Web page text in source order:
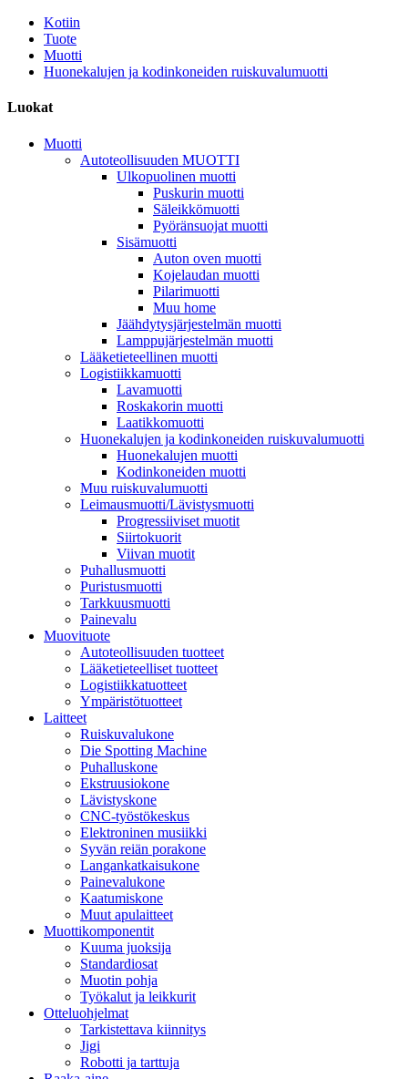
Kotiin
Tuote
Muotti
Huonekalujen ja kodinkoneiden ruiskuvalumuotti
Luokat
Muotti
Autoteollisuuden MUOTTI
Ulkopuolinen muotti
Puskurin muotti
Säleikkömuotti
Pyöränsuojat muotti
Sisämuotti
Auton oven muotti
Kojelaudan muotti
Pilarimuotti
Muu home
Jäähdytysjärjestelmän muotti
Lamppujärjestelmän muotti
Lääketieteellinen muotti
Logistiikkamuotti
Lavamuotti
Roskakorin muotti
Laatikkomuotti
Huonekalujen ja kodinkoneiden ruiskuvalumuotti
Huonekalujen muotti
Kodinkoneiden muotti
Muu ruiskuvalumuotti
Leimausmuotti/Lävistysmuotti
Progressiiviset muotit
Siirtokuorit
Viivan muotit
Puhallusmuotti
Puristusmuotti
Tarkkuusmuotti
Painevalu
Muovituote
Autoteollisuuden tuotteet
Lääketieteelliset tuotteet
Logistiikkatuotteet
Ympäristötuotteet
Laitteet
Ruiskuvalukone
Die Spotting Machine
Puhalluskone
Ekstruusiokone
Lävistyskone
CNC-työstökeskus
Elektroninen musiikki
Syvän reiän porakone
Langankatkaisukone
Painevalukone
Kaatumiskone
Muut apulaitteet
Muottikomponentit
Kuuma juoksija
Standardiosat
Muotin pohja
Työkalut ja leikkurit
Otteluohjelmat
Tarkistettava kiinnitys
Jigi
Robotti ja tarttuja